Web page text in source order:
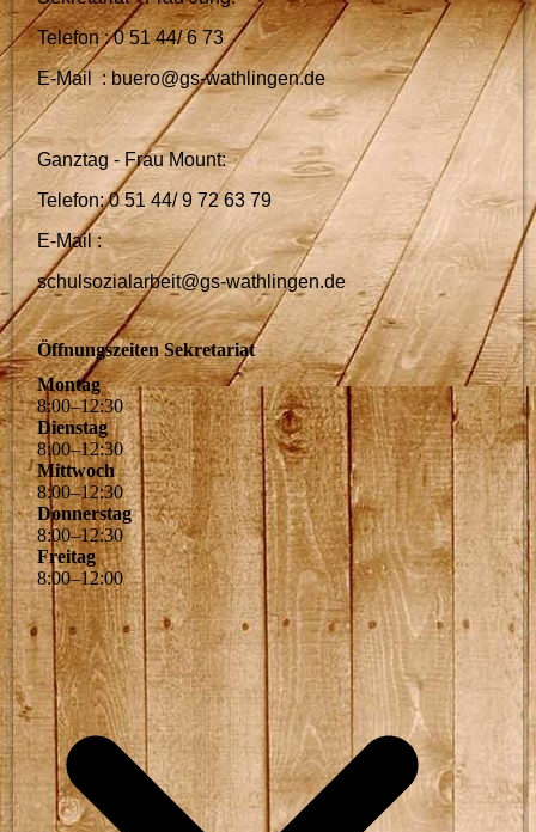
Telefon : 0 51 44/ 6 73
E-Mail : buero@gs-wathlingen.de
Ganztag - Frau Mount:
Telefon: 0 51 44/ 9 72 63 79
E-Mail :
schulsozialarbeit@gs-wathlingen.de
Öffnungszeiten Sekretariat
Montag
8:00–12:30
Dienstag
8:00–12:30
Mittwoch
8:00–12:30
Donnerstag
8:00–12:30
Freitag
8:00–12:00